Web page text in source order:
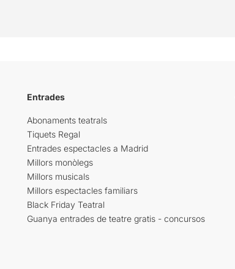
Entrades
Abonaments teatrals
Tiquets Regal
Entrades espectacles a Madrid
Millors monòlegs
Millors musicals
Millors espectacles familiars
Black Friday Teatral
Guanya entrades de teatre gratis - concursos